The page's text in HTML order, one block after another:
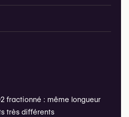
fractionné : même longueur
très différents